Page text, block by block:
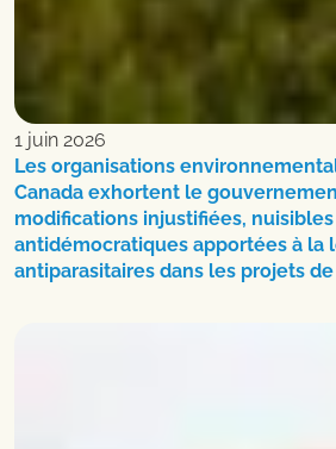
1 juin 2026
Les organisations
Canada exhortent le
modifications injustifiées,
antidémocratiques apportées à la
antiparasitaires dans les projets